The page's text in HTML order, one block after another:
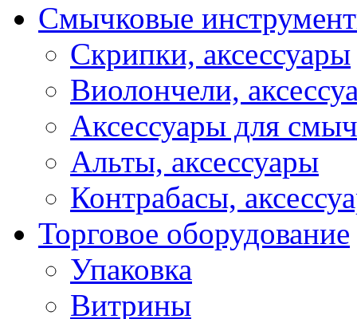
Смычковые
Скрипки, аксессуары
Виолончели,
Аксессуары для
Альты, аксессуары
Контрабасы,
Торговое оборудование
Упаковка
Витрины